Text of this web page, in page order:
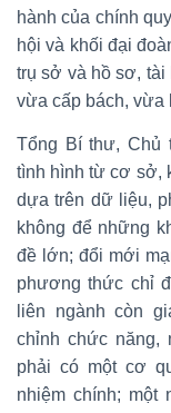
hành của chính
hội và khối đại
trụ sở và hồ sơ, tài
vừa cấp bách, vừa
Tổng Bí thư, Chủ
tình hình từ cơ sở,
dựa trên dữ liệu,
không để những
đề lớn; đổi mới
phương thức chỉ
liên ngành còn
chỉnh chức năng,
phải có một cơ
nhiệm chính; một